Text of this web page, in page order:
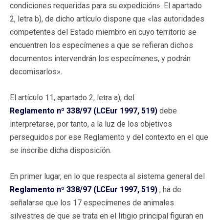
condiciones requeridas para su expedición». El apartado
2, letra b), de dicho artículo dispone que «las autoridades
competentes del Estado miembro en cuyo territorio se
encuentren los especímenes a que se refieran dichos
documentos intervendrán los especímenes, y podrán
decomisarlos».
El artículo 11, apartado 2, letra a), del
Reglamento nº 338/97 (LCEur 1997, 519) debe
interpretarse, por tanto, a la luz de los objetivos
perseguidos por ese Reglamento y del contexto en el que
se inscribe dicha disposición.
En primer lugar, en lo que respecta al sistema general del
Reglamento nº 338/97 (LCEur 1997, 519) , ha de
señalarse que los 17 especímenes de animales
silvestres de que se trata en el litigio principal figuran en